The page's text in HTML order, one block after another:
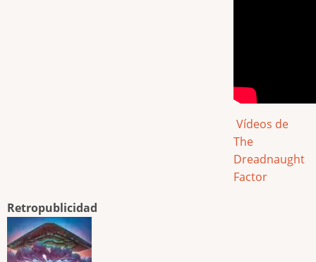
Vídeos de
The
Dreadnaught
Factor
Retropublicidad